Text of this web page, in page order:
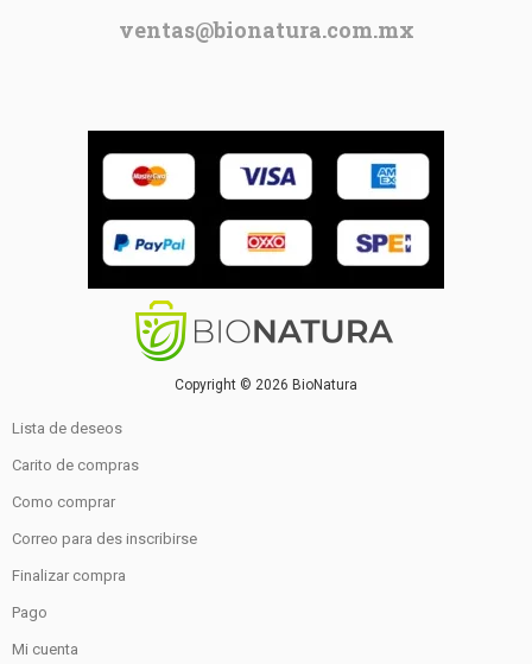
ventas@bionatura.com.mx
Copyright © 2026 BioNatura
Lista de deseos
Carito de compras
Como comprar
Correo para des inscribirse
Finalizar compra
Pago
Mi cuenta